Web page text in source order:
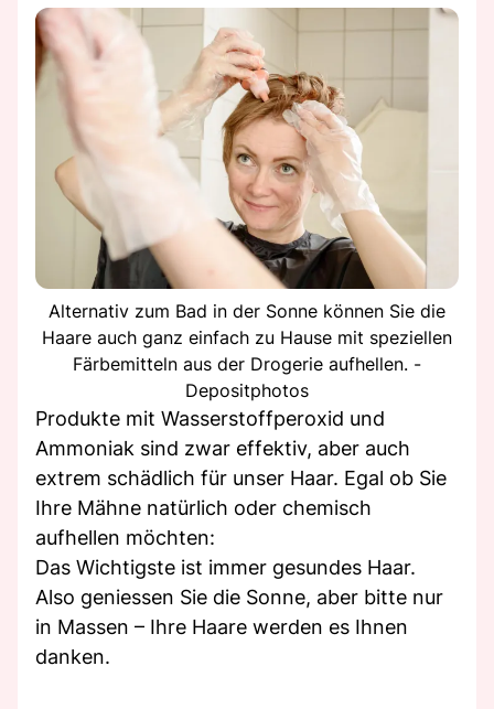
Alternativ zum Bad in der Sonne können Sie die
Haare auch ganz einfach zu Hause mit speziellen
Färbemitteln aus der Drogerie aufhellen. -
Depositphotos
Produkte mit Wasserstoffperoxid und
Ammoniak sind zwar effektiv, aber auch
extrem schädlich für unser Haar. Egal ob Sie
Ihre Mähne natürlich oder chemisch
aufhellen möchten:
Das Wichtigste ist immer gesundes Haar.
Also geniessen Sie die Sonne, aber bitte nur
in Massen – Ihre Haare werden es Ihnen
danken.